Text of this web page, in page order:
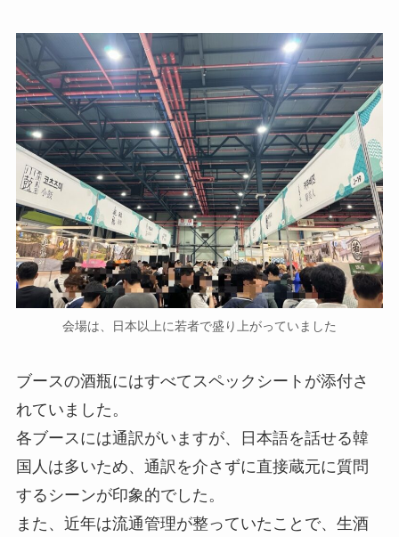
会場は、日本以上に若者で盛り上がっていました
ブースの酒瓶にはすべてスペックシートが添付さ
れていました。
各ブースには通訳がいますが、日本語を話せる韓
国人は多いため、通訳を介さずに直接蔵元に質問
するシーンが印象的でした。
また、近年は流通管理が整っていたことで、生酒